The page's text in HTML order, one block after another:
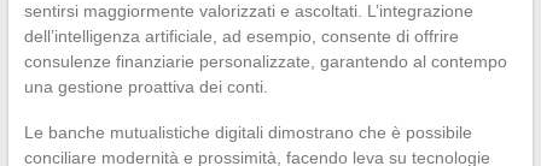
sentirsi maggiormente valorizzati e ascoltati. L’integrazione
dell’intelligenza artificiale, ad esempio, consente di offrire
consulenze finanziarie personalizzate, garantendo al contempo
una gestione proattiva dei conti.
Le banche mutualistiche digitali dimostrano che è possibile
conciliare modernità e prossimità, facendo leva su tecnologie